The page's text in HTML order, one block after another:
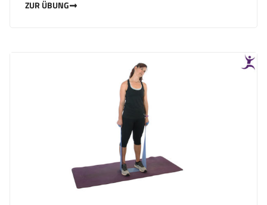
ZUR ÜBUNG